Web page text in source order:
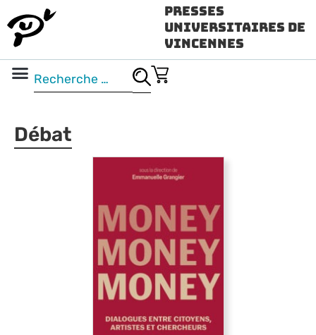
Presses
Universitaires de
Vincennes
Débat